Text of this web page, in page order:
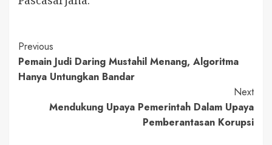
Continue
Reading
Previous
Pemain Judi Daring Mustahil Menang, Algoritma
Hanya Untungkan Bandar
Next
Mendukung Upaya Pemerintah Dalam Upaya
Pemberantasan Korupsi